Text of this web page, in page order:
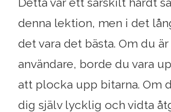
denna lektion, men i det
det vara det bästa. Om du
användare, borde du vara
att plocka upp bitarna. Om
dig själv lycklig och vidta